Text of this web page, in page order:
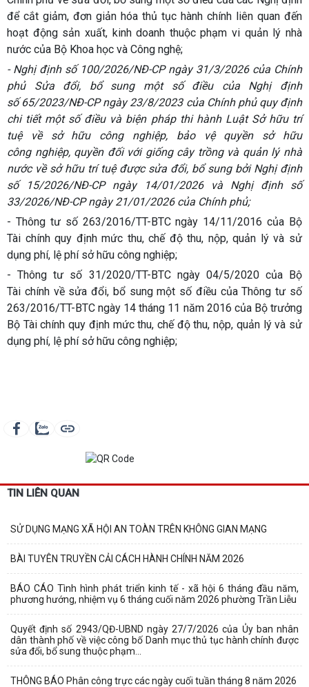
để cắt giảm, đơn giản hóa thủ tục hành chính liên quan đến
hoạt động sản xuất, kinh doanh thuộc phạm vi quản lý nhà
nước của Bộ Khoa học và Công nghệ;
- Nghị định số 100/2026/NĐ-CP ngày 31/3/2026 của Chính
phủ Sửa đổi, bổ sung một số điều của Nghị định
số 65/2023/NĐ-CР ngày 23/8/2023 của Chính phủ quy định
chi tiết một số điều và biện pháp thi hành Luật Sở hữu trí
tuệ về sở hữu công nghiệp, bảo vệ quyền sở hữu
công nghiệp, quyền đối với giống cây trồng và quản lý nhà
nước về sở hữu trí tuệ được sửa đổi, bổ sung bởi Nghị định
số 15/2026/NĐ-CP ngày 14/01/2026 và Nghị định số
33/2026/NĐ-CР ngày 21/01/2026 của Chính phủ;
- Thông tư số 263/2016/TT-BTC ngày 14/11/2016 của Bộ
Tài chính quy định mức thu, chế độ thu, nộp, quản lý và sử
dụng phí, lệ phí sở hữu công nghiệp;
- Thông tư số 31/2020/TT-BTC ngày 04/5/2020 của Bộ
Tài chính về sửa đổi, bổ sung một số điều của Thông tư số
263/2016/TT-BTC ngày 14 tháng 11 năm 2016 của Bộ trưởng
Bộ Tài chính quy định mức thu, chế độ thu, nộp, quản lý và sử
dụng phí, lệ phí sở hữu công nghiệp;
TIN LIÊN QUAN
SỬ DỤNG MẠNG XÃ HỘI AN TOÀN TRÊN KHÔNG GIAN MẠNG
BÀI TUYÊN TRUYỀN CẢI CÁCH HÀNH CHÍNH NĂM 2026
BÁO CÁO Tình hình phát triển kinh tế - xã hội 6 tháng đầu năm,
phương hướng, nhiệm vụ 6 tháng cuối năm 2026 phường Trần Liễu
Quyết định số 2943/QĐ-UBND ngày 27/7/2026 của Ủy ban nhân
dân thành phố về việc công bố Danh mục thủ tục hành chính được
sửa đổi, bổ sung thuộc phạm...
THÔNG BÁO Phân công trực các ngày cuối tuần tháng 8 năm 2026